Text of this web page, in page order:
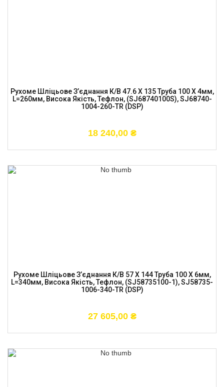
Рухоме Шліцьове З’єднання К/в 47.6 X 135 Труба 100 X 4мм,
L=260мм, Висока Якість, Тефлон, (SJ68740100S), SJ68740-
1004-260-TR (DSP)
18 240,00 ₴
Рухоме Шліцьове З’єднання К/в 57 X 144 Труба 100 X 6мм,
L=340мм, Висока Якість, Тефлон, (SJ58735100-1), SJ58735-
1006-340-TR (DSP)
27 605,00 ₴